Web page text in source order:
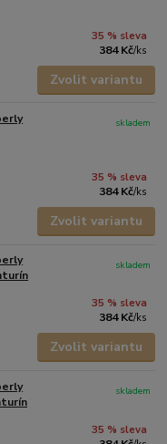
35 % sleva
384 Kč/ks
Zvolit variantu
35 % sleva
384 Kč/ks
skladem
Zvolit variantu
35 % sleva
384 Kč/ks
skladem
Zvolit variantu
35 % sleva
skladem